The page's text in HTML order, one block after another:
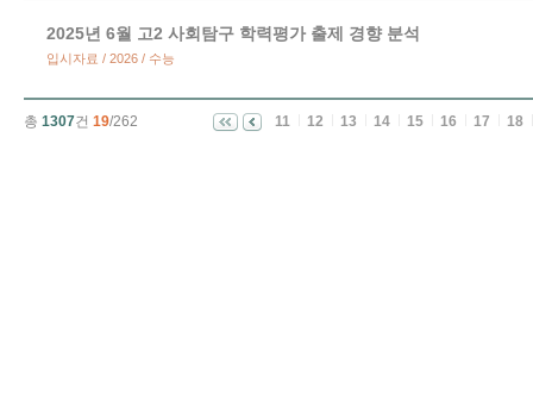
2025년 6월 고2 사회탐구 학력평가 출제 경향 분석
입시자료 / 2026 / 수능
총 1307건 19/262 11 12 13 14 15 16 17 18